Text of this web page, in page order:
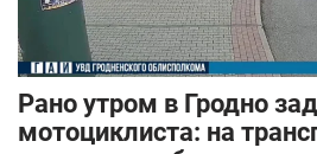
Рано утром в Гродно
мотоциклиста: на